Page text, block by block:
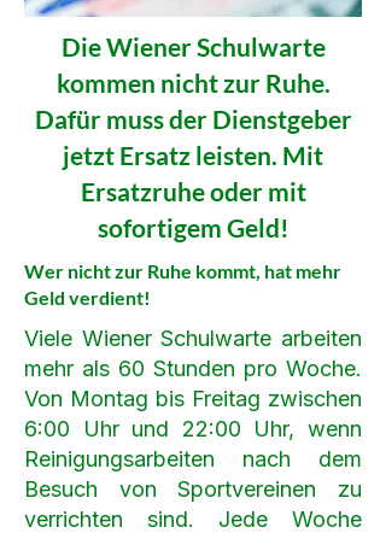
Die Wiener Schulwarte
kommen nicht zur Ruhe.
Dafür muss der Dienstgeber
jetzt Ersatz leisten. Mit
Ersatzruhe oder mit
sofortigem Geld!
Wer nicht zur Ruhe kommt, hat mehr
Geld verdient!
Viele Wiener Schulwarte arbeiten
mehr als 60 Stunden pro Woche.
Von Montag bis Freitag zwischen
6:00 Uhr und 22:00 Uhr, wenn
Reinigungsarbeiten nach dem
Besuch von Sportvereinen zu
verrichten sind. Jede Woche